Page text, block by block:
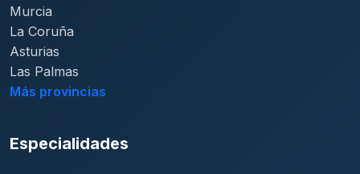
Murcia
La Coruña
Asturias
Las Palmas
Más provincias
Especialidades